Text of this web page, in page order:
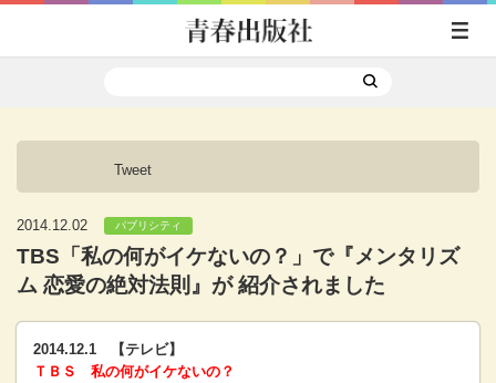
Tweet
2014.12.02 パブリシティ
TBS「私の何がイケないの？」で『メンタリズ
ム 恋愛の絶対法則』が 紹介されました
2014.12.1 【テレビ】
ＴＢＳ 私の何がイケないの？